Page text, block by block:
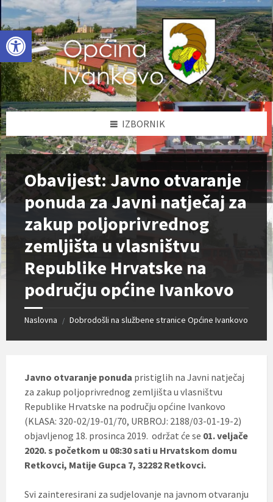
Open toolbar
Skip
to
content
Skip
to
left
sidebar
Skip
to
footer
IZBORNIK
Obavijest: Javno otvaranje
ponuda za Javni natječaj za
zakup poljoprivrednog
zemljišta u vlasništvu
Republike Hrvatske na
području općine Ivankovo
Naslovna / Dobrodošli na službene stranice Općine Ivankovo
Javno otvaranje ponuda pristiglih na Javni natječaj
za zakup poljoprivrednog zemljišta u vlasništvu
Republike Hrvatske na području općine Ivankovo
(KLASA: 320-02/19-01/70, URBROJ: 2188/03-01-19-2)
objavljenog 18. prosinca 2019. održat će se 01. veljače
2020.s početkom u 08:30 sati u Hrvatskom domu
Retkovci, Matije Gupca 7, 32282 Retkovci.
Svi zainteresirani za sudjelovanje na javnom otvaranju